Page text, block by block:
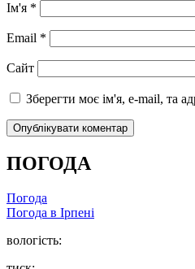
Ім'я *
Email *
Сайт
Зберегти моє ім'я, e-mail, та
ПОГОДА
Погода
Погода в Ірпені
вологість: